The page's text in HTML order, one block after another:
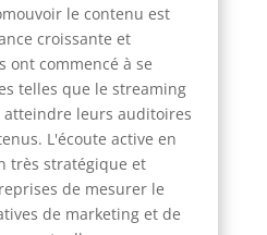
le contenu est
croissante et
ont commencé à se
telles que le streaming
leurs auditoires
L'écoute active en
très stratégique et
de mesurer le
de marketing et de